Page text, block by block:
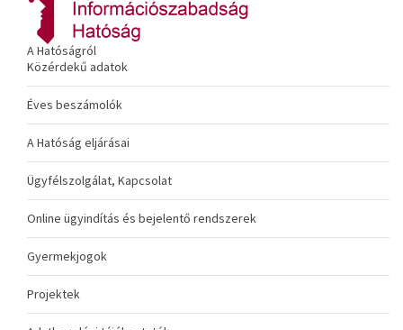
A Hatóságról
Közérdekű adatok
Éves beszámolók
A Hatóság eljárásai
Ügyfélszolgálat, Kapcsolat
Online ügyindítás és bejelentő rendszerek
Gyermekjogok
Projektek